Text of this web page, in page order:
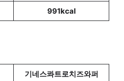
991kcal
기네스콰트로치즈와퍼